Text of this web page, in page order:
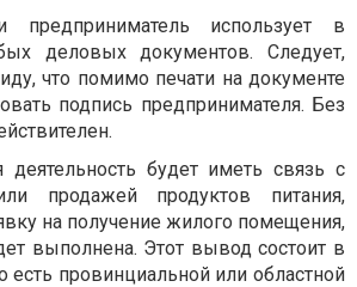
предприниматель использует в
деловых документов. Следует,
что помимо печати на документе
подпись предпринимателя. Без
деятельность будет иметь связь с
продажей продуктов питания,
на получение жилого помещения,
выполнена. Этот вывод состоит в
есть провинциальной или областной